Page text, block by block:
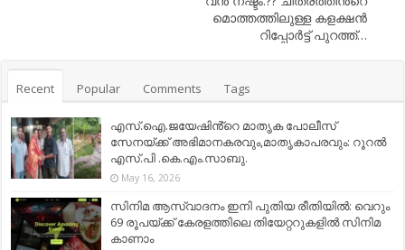
മൊത്തത്തിലുള്ള കളക്ഷന്‍
റിപ്പോര്‍ട്ട് പുറത്ത്…
Recent Popular Comments Tags
എസ്.ഐ.ജയേഷിൻ്റെ മാതൃക പോലീസ്
സേനയ്ക്ക് അഭിമാനകരവും,മാതൃകാപരവും: റൂറൽ
എസ്.പി .കെ.എം.സാബു.
May 16, 2026
സിനിമ ആസ്വാദനം ഇനി പുതിയ രീതിയിൽ: വെറും
69 രൂപയ്ക്ക് കേരളത്തിലെ തിയേറ്ററുകളിൽ സിനിമ
കാണാം